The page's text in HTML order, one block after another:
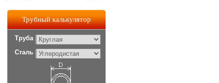
Трубный калькулятор
Труба
Сталь